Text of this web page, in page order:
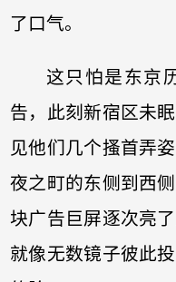
了口气。
这只怕是东京
告，此刻新宿区未
见他们几个搔首弄
夜之町的东侧到西
块广告巨屏逐次亮
就像无数镜子彼此